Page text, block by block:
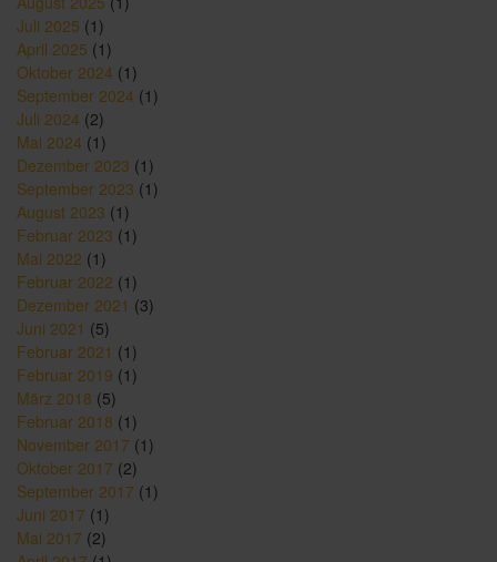
Juli 2025 (1)
April 2025 (1)
Oktober 2024 (1)
September 2024 (1)
Juli 2024 (2)
Mai 2024 (1)
Dezember 2023 (1)
September 2023 (1)
August 2023 (1)
Februar 2023 (1)
Mai 2022 (1)
Februar 2022 (1)
Dezember 2021 (3)
Juni 2021 (5)
Februar 2021 (1)
Februar 2019 (1)
März 2018 (5)
Februar 2018 (1)
November 2017 (1)
Oktober 2017 (2)
September 2017 (1)
Juni 2017 (1)
Mai 2017 (2)